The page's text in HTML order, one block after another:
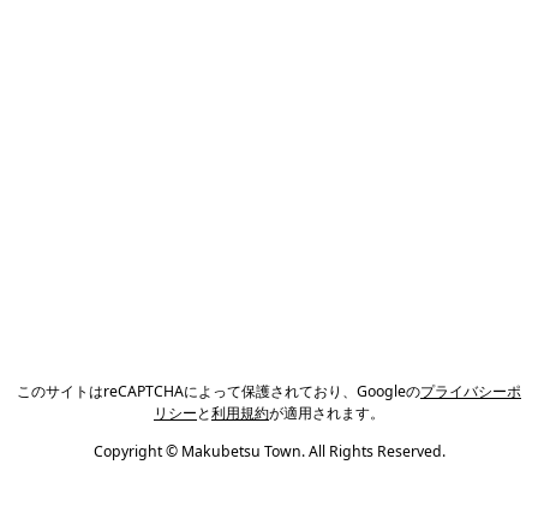
このサイトはreCAPTCHAによって保護されており、Googleのプライバシーポ
リシーと利用規約が適用されます。
Copyright © Makubetsu Town. All Rights Reserved.